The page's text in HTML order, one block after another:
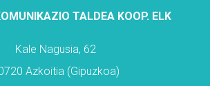
TALDEA KOOP. ELK
Kale Nagusia, 62
Azkoitia (Gipuzkoa)